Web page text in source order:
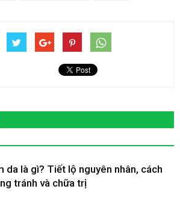
da là gì? Tiết lộ nguyên nhân, cách
tránh và chữa trị